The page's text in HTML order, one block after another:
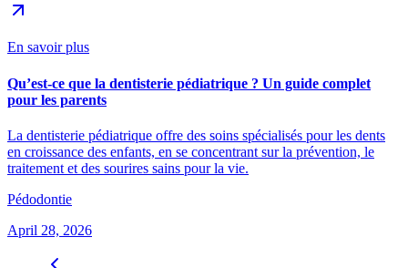
En savoir plus
Qu’est-ce que la dentisterie pédiatrique ? Un guide complet
pour les parents
La dentisterie pédiatrique offre des soins spécialisés pour les dents
en croissance des enfants, en se concentrant sur la prévention, le
traitement et des sourires sains pour la vie.
Pédodontie
April 28, 2026